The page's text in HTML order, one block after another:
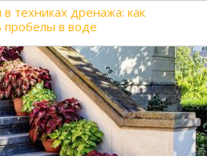
техниках дренажа: как
пробелы в воде